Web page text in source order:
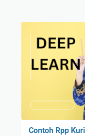
Contoh Rpp